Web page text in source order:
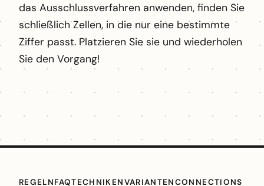
das Ausschlussverfahren anwenden, finden Sie
schließlich Zellen, in die nur eine bestimmte
Ziffer passt. Platzieren Sie sie und wiederholen
Sie den Vorgang!
REGELNFAQTECHNIKENVARIANTENCONNECTIONS